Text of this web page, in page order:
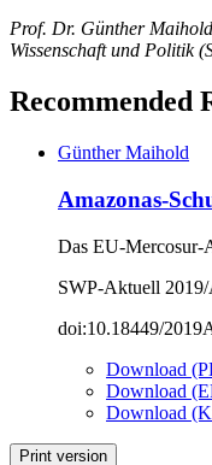
Prof. Dr. Günther
Wissenschaft und Politik
Recommended
Günther Maihold
Amazonas-
Das EU-Mercosur-
SWP-Aktuell
doi:10.18449/
Download
Download
Download
Print version